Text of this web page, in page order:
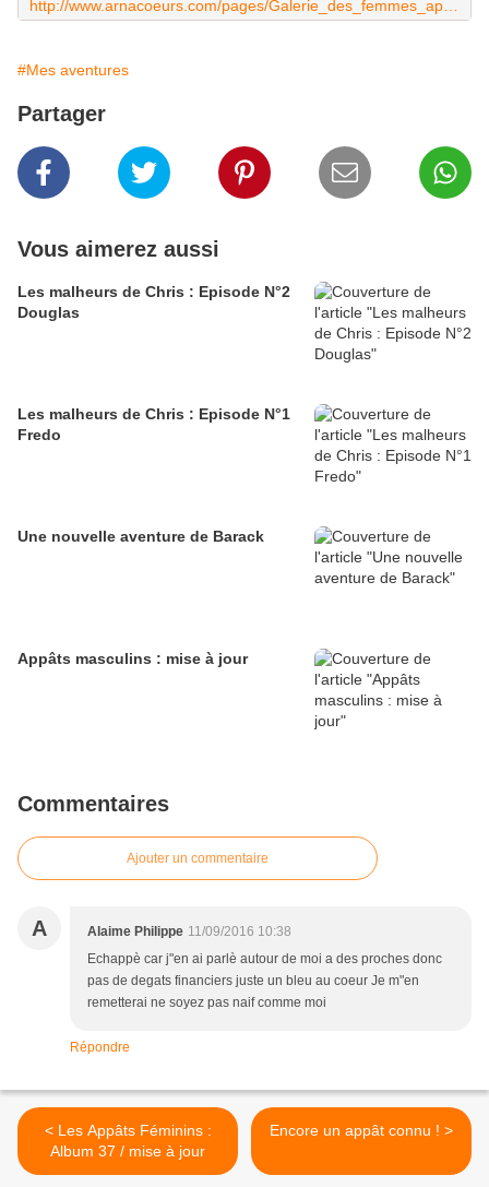
#Mes aventures
Partager
Vous aimerez aussi
Les malheurs de Chris : Episode N°2
Douglas
Les malheurs de Chris : Episode N°1
Fredo
Une nouvelle aventure de Barack
Appâts masculins : mise à jour
Commentaires
Ajouter un commentaire
A Alaime Philippe 11/09/2016 10:38
Echappè car j"en ai parlè autour de moi a des proches donc
pas de degats financiers juste un bleu au coeur Je m"en
remetterai ne soyez pas naif comme moi
Répondre
< Les Appâts Féminins :
Album 37 / mise à jour
Encore un appât connu ! >